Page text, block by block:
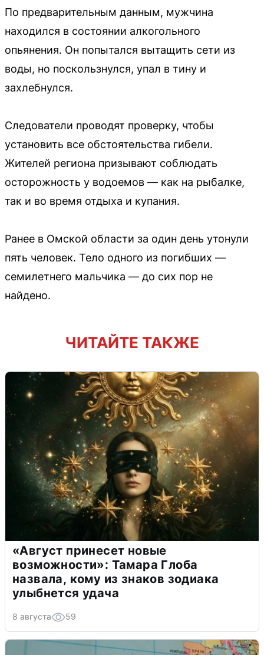
По предварительным данным, мужчина
находился в состоянии алкогольного
опьянения. Он попытался вытащить сети из
воды, но поскользнулся, упал в тину и
захлебнулся.
Следователи проводят проверку, чтобы
установить все обстоятельства гибели.
Жителей региона призывают соблюдать
осторожность у водоемов — как на рыбалке,
так и во время отдыха и купания.
Ранее в Омской области за один день утонули
пять человек. Тело одного из погибших —
семилетнего мальчика — до сих пор не
найдено.
ЧИТАЙТЕ ТАКЖЕ
«Август принесет новые
возможности»: Тамара Глоба
назвала, кому из знаков зодиака
улыбнется удача
8 августа 59